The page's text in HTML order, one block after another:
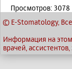
Просмотров: 3078
© E-Stomatology,
Информация на
врачей,